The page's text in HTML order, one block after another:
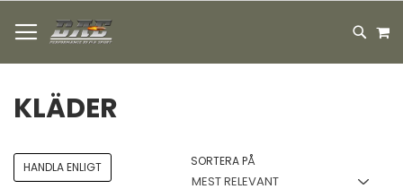
TILL
INNEHÅLLET
KLÄDER
SORTERA PÅ
HANDLA ENLIGT